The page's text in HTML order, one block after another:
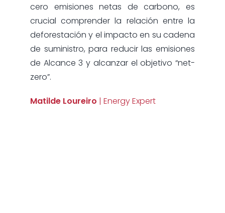
cero emisiones netas de carbono, es
crucial comprender la relación entre la
deforestación y el impacto en su cadena
de suministro, para reducir las emisiones
de Alcance 3 y alcanzar el objetivo “net-
zero”.
Matilde Loureiro | Energy Expert